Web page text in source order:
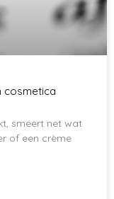
cosmetica
smeert net wat
of een crème